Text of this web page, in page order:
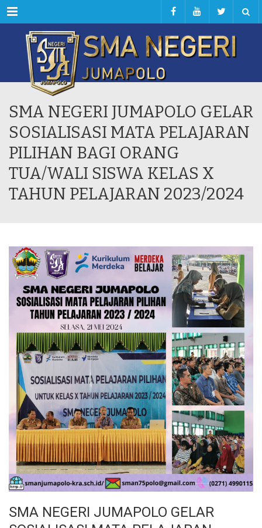
Menu
SMA NEGERI JUMAPOLO GELAR
SOSIALISASI MATA PELAJARAN
PILIHAN BAGI ORANG
TUA/WALI SISWA KELAS X
TAHUN PELAJARAN 2023/2024
SMA NEGERI JUMAPOLO GELAR